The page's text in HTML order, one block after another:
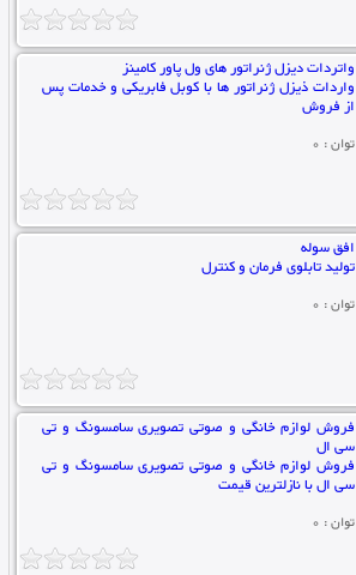
واتردات دیزل ژنراتور های ول پاور کامینز
واردات ذیزل ژنراتور ها با کوبل فابریکی و خدمات پس
از فروش
توان : 0
افق سوله
تولید تابلوی فرمان و کنترل
توان : 0
فروش لوازم خانگی و صوتی تصویری سامسونگ و تی
سی ال
فروش لوازم خانگی و صوتی تصویری سامسونگ و تی
سی ال با نازلترین قیمت
توان : 0